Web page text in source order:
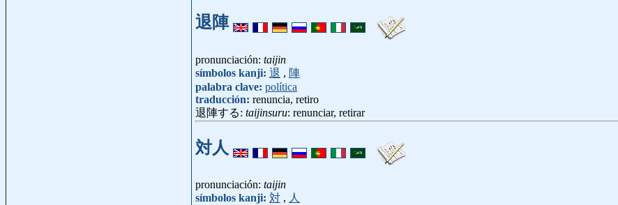
退陣
pronunciación: taijin
símbolos kanji: 退 , 陣
palabra clave: política
traducción: renuncia, retiro
退陣する: taijinsuru: renunciar, retirar
対人
pronunciación: taijin
símbolos kanji: 対 , 人